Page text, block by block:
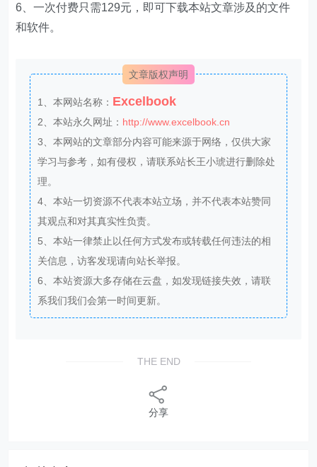
6、一次付费只需129元，即可下载本站文章涉及的文件
和软件。
文章版权声明
1、本网站名称： Excelbook
2、本站永久网址： http://www.excelbook.cn
3、本网站的文章部分内容可能来源于网络，仅供大家
学习与参考，如有侵权，请联系站长王小琥进行删除处
理。
4、本站一切资源不代表本站立场，并不代表本站赞同
其观点和对其真实性负责。
5、本站一律禁止以任何方式发布或转载任何违法的相
关信息，访客发现请向站长举报。
6、本站资源大多存储在云盘，如发现链接失效，请联
系我们我们会第一时间更新。
THE END
分享